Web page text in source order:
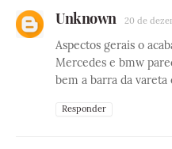
Unknown 20 de
Aspectos gerais o
Mercedes e bmw
bem a barra da vareta
Responder